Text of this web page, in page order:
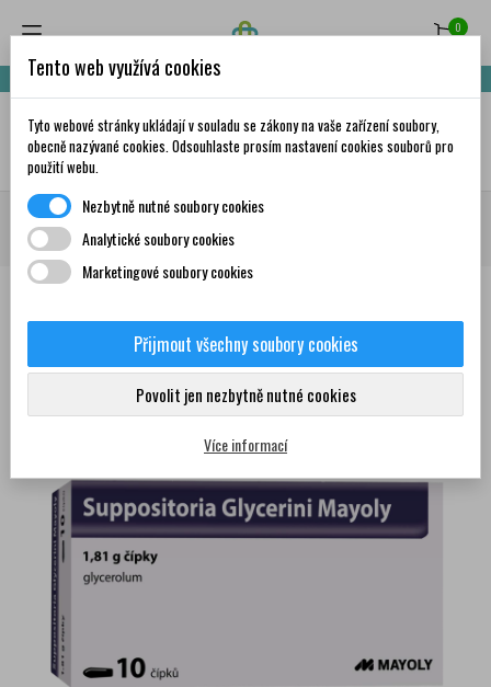
0
Nakupte za 999,- Kč a získáte dopravu zdarma!
✦AI
Domů Volně prodejné léky Průjem, zácpa, nevolnost, nadýmání
SUPPOSITORIA GLYCERINI Mayoly 1,81 g 10 čípků
Tento web využívá cookies
Tyto webové stránky ukládají v souladu se zákony na vaše zařízení soubory,
obecně nazývané cookies. Odsouhlaste prosím nastavení cookies souborů pro
použití webu.
Nezbytně nutné soubory cookies
Analytické soubory cookies
Marketingové soubory cookies
Přijmout všechny soubory cookies
Povolit jen nezbytně nutné cookies
Více informací